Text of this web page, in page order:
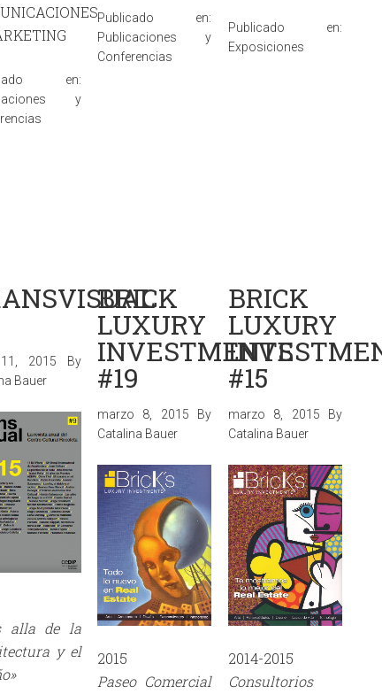
en:
y
Publicado en:
Publicaciones y
Conferencias
Publicado en:
Exposiciones
2015 By
Bauer
alla de la
y el
BRICK
LUXURY
INVESTMENTS
#19
marzo 8, 2015 By
Catalina Bauer
2015
Paseo Comercial
BRICK
LUXURY
#15
marzo 8, 2015 By
Catalina Bauer
2014-2015
Consultorios